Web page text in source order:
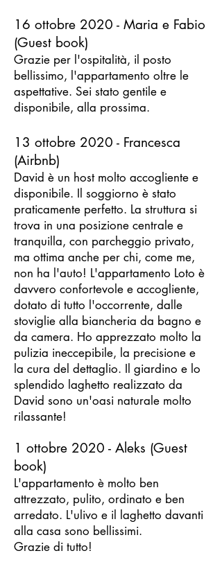
16 ottobre 2020 - Maria e Fabio
(Guest book)
Grazie per l'ospitalità, il posto
bellissimo, l'appartamento oltre le
aspettative. Sei stato gentile e
disponibile, alla prossima.
13 ottobre 2020 - Francesca
(Airbnb)
David è un host molto accogliente e
disponibile. Il soggiorno è stato
praticamente perfetto. La struttura si
trova in una posizione centrale e
tranquilla, con parcheggio privato,
ma ottima anche per chi, come me,
non ha l'auto! L'appartamento Loto è
davvero confortevole e accogliente,
dotato di tutto l'occorrente, dalle
stoviglie alla biancheria da bagno e
da camera. Ho apprezzato molto la
pulizia ineccepibile, la precisione e
la cura del dettaglio. Il giardino e lo
splendido laghetto realizzato da
David sono un'oasi naturale molto
rilassante!
1 ottobre 2020 - Aleks (Guest
book)
L'appartamento è molto ben
attrezzato, pulito, ordinato e ben
arredato. L'ulivo e il laghetto davanti
alla casa sono bellissimi.
Grazie di tutto!